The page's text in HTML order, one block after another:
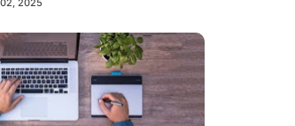
2025